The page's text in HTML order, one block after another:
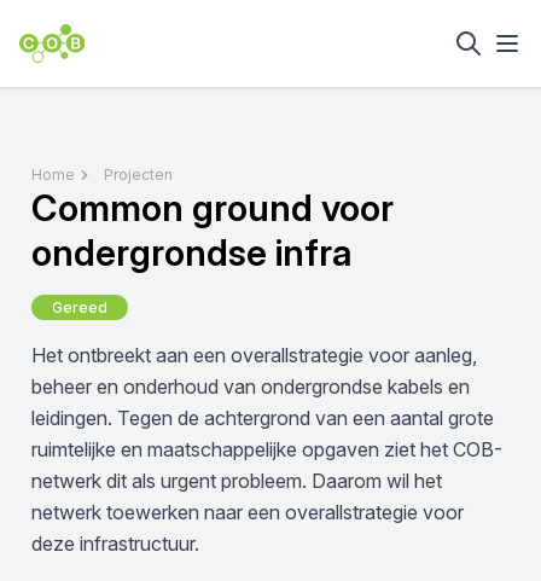
Home Projecten
Common ground voor
ondergrondse infra
Gereed
Het ontbreekt aan een overallstrategie voor aanleg,
beheer en onderhoud van ondergrondse kabels en
leidingen. Tegen de achtergrond van een aantal grote
ruimtelijke en maatschappelijke opgaven ziet het COB-
netwerk dit als urgent probleem. Daarom wil het
netwerk toewerken naar een overallstrategie voor
deze infrastructuur.